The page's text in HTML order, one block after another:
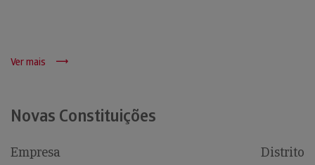
Ver mais
Novas Constituições
Empresa Distrito